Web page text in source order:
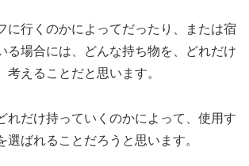
に行くのかによってだったり、または宿
る場合には、どんな持ち物を、どれだけ
考えることだと思います。
れだけ持っていくのかによって、使用す
選ばれることだろうと思います。